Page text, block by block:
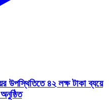
উপস্থিতিতে ৪২ লক্ষ টাকা ব্যয়ে